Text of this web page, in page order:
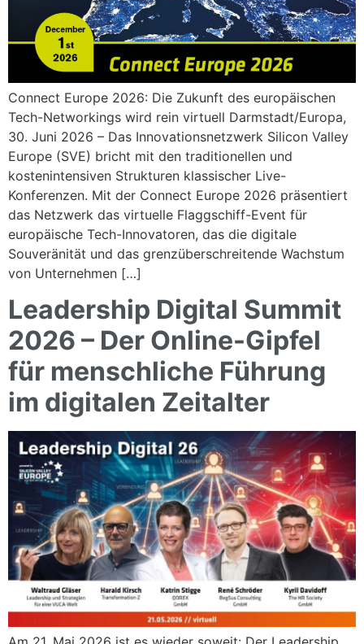
Connect Europe 2026: Die Zukunft des europäischen
Tech-Networkings wird rein virtuell Darmstadt/Europa,
30. Juni 2026 – Das Innovationsnetzwerk Silicon Valley
Europe (SVE) bricht mit den traditionellen und
kostenintensiven Strukturen klassischer Live-
Konferenzen. Mit der Connect Europe 2026 präsentiert
das Netzwerk das virtuelle Flaggschiff-Event für
europäische Tech-Innovatoren, das die digitale
Souveränität und das grenzüberschreitende Wachstum
von Unternehmen […]
Leadership Digital Summit
2026 – Der Online-Gipfel
für menschliche Führung
im digitalen Zeitalter